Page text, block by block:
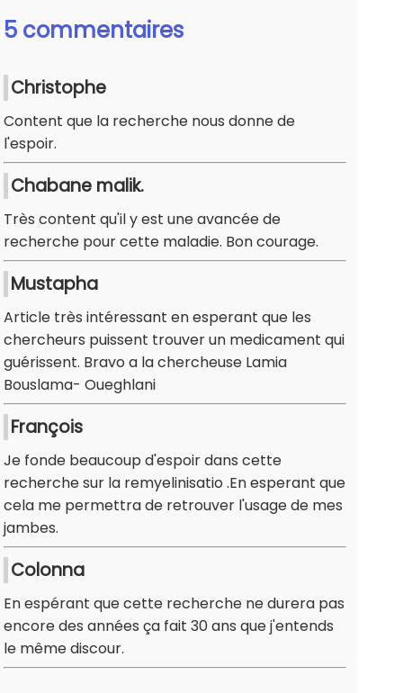
5 commentaires
Christophe
Content que la recherche nous donne de
l'espoir.
Chabane malik.
Très content qu'il y est une avancée de
recherche pour cette maladie. Bon courage.
Mustapha
Article très intéressant en esperant que les
chercheurs puissent trouver un medicament qui
guérissent. Bravo a la chercheuse Lamia
Bouslama- Oueghlani
François
Je fonde beaucoup d'espoir dans cette
recherche sur la remyelinisatio .En esperant que
cela me permettra de retrouver l'usage de mes
jambes.
Colonna
En espérant que cette recherche ne durera pas
encore des années ça fait 30 ans que j'entends
le même discour.